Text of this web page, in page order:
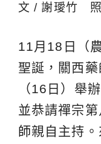
文 / 謝璦竹 照
11月18日（
聖誕，關西
（16日）舉
並恭請禪宗
師親自主持